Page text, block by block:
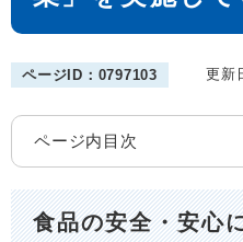
ページID：0797103 更新
ページ内目次
食品の安全・安心